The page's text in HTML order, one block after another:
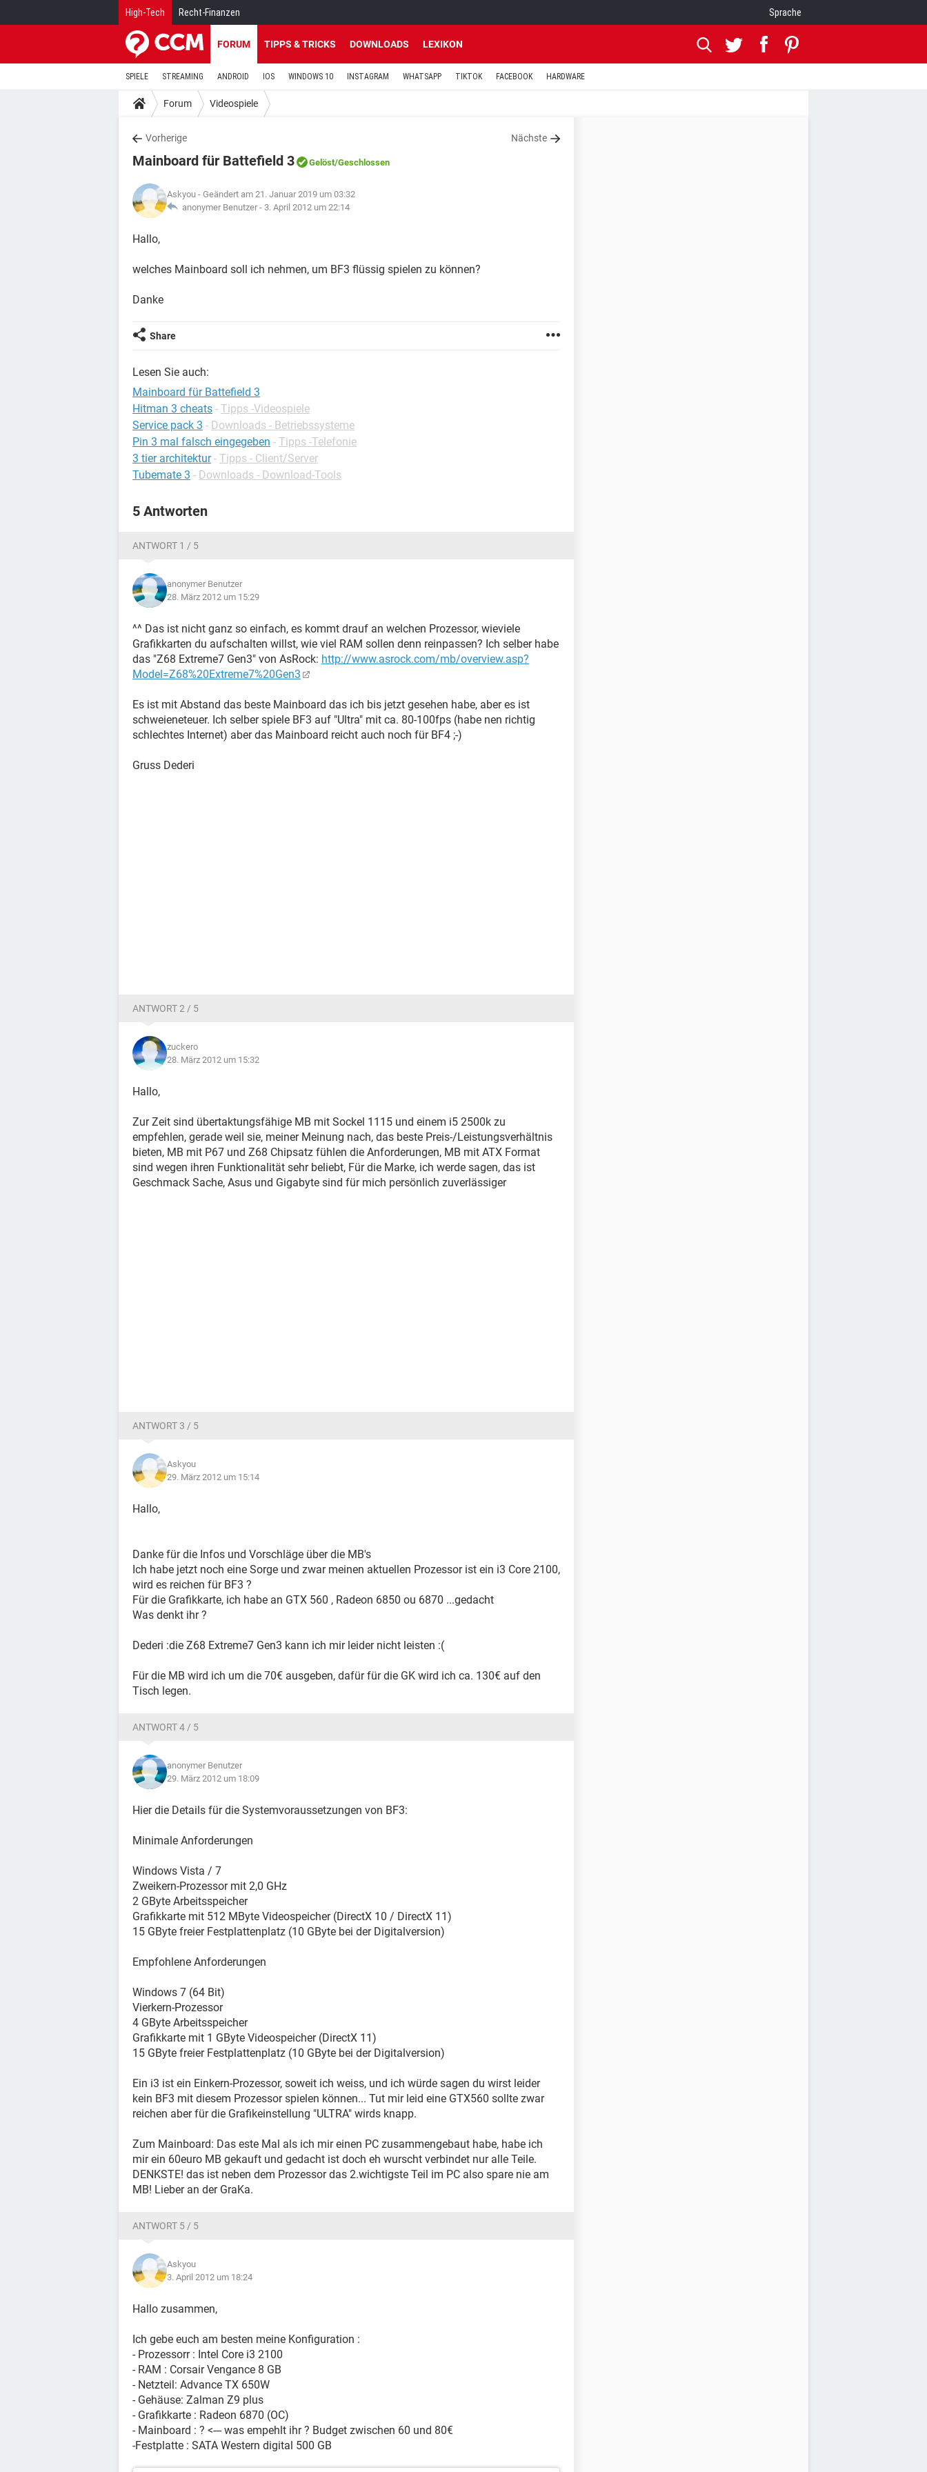
High-Tech Recht-Finanzen Sprache
FORUM TIPPS & TRICKS DOWNLOADS LEXIKON
SPIELE STREAMING ANDROID IOS WINDOWS 10 INSTAGRAM WHATSAPP TIKTOK FACEBOOK HARDWARE
Forum Videospiele
Vorherige Nächste
Mainboard für Battefield 3 Gelöst/Geschlossen
Askyou - Geändert am 21. Januar 2019 um 03:32
anonymer Benutzer - 3. April 2012 um 22:14
Hallo,
welches Mainboard soll ich nehmen, um BF3 flüssig spielen zu können?
Danke
Share
Lesen Sie auch:
Mainboard für Battefield 3
Hitman 3 cheats - Tipps -Videospiele
Service pack 3 - Downloads - Betriebssysteme
Pin 3 mal falsch eingegeben - Tipps -Telefonie
3 tier architektur - Tipps - Client/Server
Tubemate 3 - Downloads - Download-Tools
5 Antworten
ANTWORT 1 / 5
anonymer Benutzer
28. März 2012 um 15:29
^^ Das ist nicht ganz so einfach, es kommt drauf an welchen Prozessor, wieviele
Grafikkarten du aufschalten willst, wie viel RAM sollen denn reinpassen? Ich selber habe
das "Z68 Extreme7 Gen3" von AsRock: http://www.asrock.com/mb/overview.asp?
Model=Z68%20Extreme7%20Gen3
Es ist mit Abstand das beste Mainboard das ich bis jetzt gesehen habe, aber es ist
schweieneteuer. Ich selber spiele BF3 auf "Ultra" mit ca. 80-100fps (habe nen richtig
schlechtes Internet) aber das Mainboard reicht auch noch für BF4 ;-)
Gruss Dederi
ANTWORT 2 / 5
zuckero
28. März 2012 um 15:32
Hallo,
Zur Zeit sind übertaktungsfähige MB mit Sockel 1115 und einem i5 2500k zu
empfehlen, gerade weil sie, meiner Meinung nach, das beste Preis-/Leistungsverhältnis
bieten, MB mit P67 und Z68 Chipsatz fühlen die Anforderungen, MB mit ATX Format
sind wegen ihren Funktionalität sehr beliebt, Für die Marke, ich werde sagen, das ist
Geschmack Sache, Asus und Gigabyte sind für mich persönlich zuverlässiger
ANTWORT 3 / 5
Askyou
29. März 2012 um 15:14
Hallo,
Danke für die Infos und Vorschläge über die MB's
Ich habe jetzt noch eine Sorge und zwar meinen aktuellen Prozessor ist ein i3 Core 2100,
wird es reichen für BF3 ?
Für die Grafikkarte, ich habe an GTX 560 , Radeon 6850 ou 6870 ...gedacht
Was denkt ihr ?
Dederi :die Z68 Extreme7 Gen3 kann ich mir leider nicht leisten :(
Für die MB wird ich um die 70€ ausgeben, dafür für die GK wird ich ca. 130€ auf den
Tisch legen.
ANTWORT 4 / 5
anonymer Benutzer
29. März 2012 um 18:09
Hier die Details für die Systemvoraussetzungen von BF3:
Minimale Anforderungen
Windows Vista / 7
Zweikern-Prozessor mit 2,0 GHz
2 GByte Arbeitsspeicher
Grafikkarte mit 512 MByte Videospeicher (DirectX 10 / DirectX 11)
15 GByte freier Festplattenplatz (10 GByte bei der Digitalversion)
Empfohlene Anforderungen
Windows 7 (64 Bit)
Vierkern-Prozessor
4 GByte Arbeitsspeicher
Grafikkarte mit 1 GByte Videospeicher (DirectX 11)
15 GByte freier Festplattenplatz (10 GByte bei der Digitalversion)
Ein i3 ist ein Einkern-Prozessor, soweit ich weiss, und ich würde sagen du wirst leider
kein BF3 mit diesem Prozessor spielen können... Tut mir leid eine GTX560 sollte zwar
reichen aber für die Grafikeinstellung "ULTRA" wirds knapp.
Zum Mainboard: Das este Mal als ich mir einen PC zusammengebaut habe, habe ich
mir ein 60euro MB gekauft und gedacht ist doch eh wurscht verbindet nur alle Teile.
DENKSTE! das ist neben dem Prozessor das 2.wichtigste Teil im PC also spare nie am
MB! Lieber an der GraKa.
ANTWORT 5 / 5
Askyou
3. April 2012 um 18:24
Hallo zusammen,
Ich gebe euch am besten meine Konfiguration :
- Prozessorr : Intel Core i3 2100
- RAM : Corsair Vengance 8 GB
- Netzteil: Advance TX 650W
- Gehäuse: Zalman Z9 plus
- Grafikkarte : Radeon 6870 (OC)
- Mainboard : ? <--- was empehlt ihr ? Budget zwischen 60 und 80€
-Festplatte : SATA Western digital 500 GB